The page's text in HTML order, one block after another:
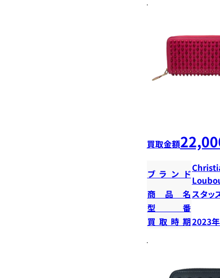
買取金額
ブランド
商品名スタ
型番
買取時期2023